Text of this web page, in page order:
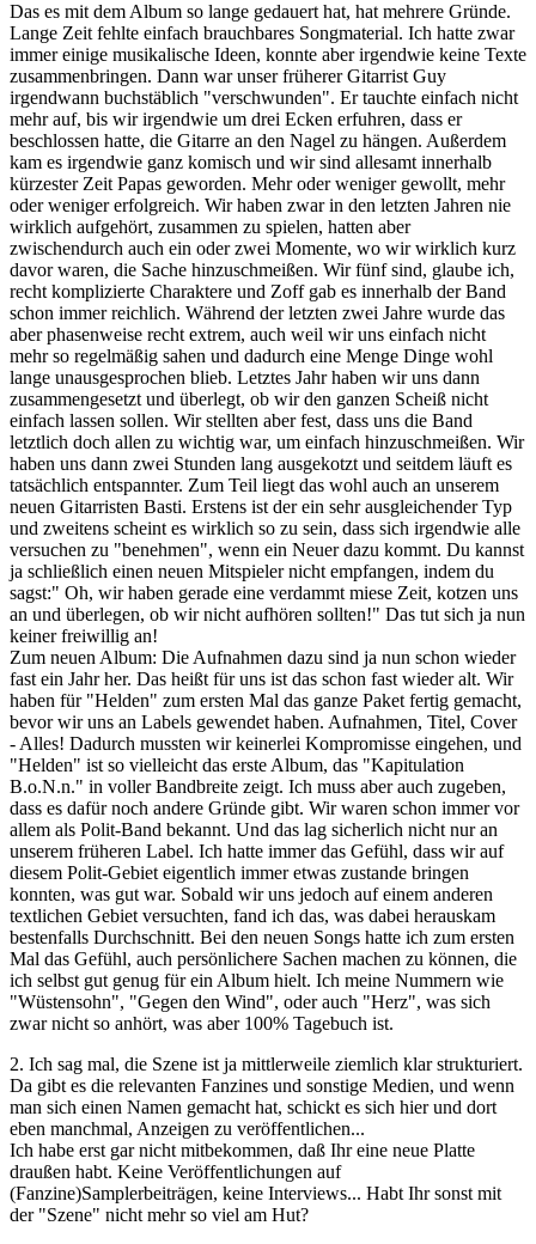
Das es mit dem Album so lange gedauert hat, hat mehrere Gründe.
Lange Zeit fehlte einfach brauchbares Songmaterial. Ich hatte zwar
immer einige musikalische Ideen, konnte aber irgendwie keine Texte
zusammenbringen. Dann war unser früherer Gitarrist Guy
irgendwann buchstäblich "verschwunden". Er tauchte einfach nicht
mehr auf, bis wir irgendwie um drei Ecken erfuhren, dass er
beschlossen hatte, die Gitarre an den Nagel zu hängen. Außerdem
kam es irgendwie ganz komisch und wir sind allesamt innerhalb
kürzester Zeit Papas geworden. Mehr oder weniger gewollt, mehr
oder weniger erfolgreich. Wir haben zwar in den letzten Jahren nie
wirklich aufgehört, zusammen zu spielen, hatten aber
zwischendurch auch ein oder zwei Momente, wo wir wirklich kurz
davor waren, die Sache hinzuschmeißen. Wir fünf sind, glaube ich,
recht komplizierte Charaktere und Zoff gab es innerhalb der Band
schon immer reichlich. Während der letzten zwei Jahre wurde das
aber phasenweise recht extrem, auch weil wir uns einfach nicht
mehr so regelmäßig sahen und dadurch eine Menge Dinge wohl
lange unausgesprochen blieb. Letztes Jahr haben wir uns dann
zusammengesetzt und überlegt, ob wir den ganzen Scheiß nicht
einfach lassen sollen. Wir stellten aber fest, dass uns die Band
letztlich doch allen zu wichtig war, um einfach hinzuschmeißen. Wir
haben uns dann zwei Stunden lang ausgekotzt und seitdem läuft es
tatsächlich entspannter. Zum Teil liegt das wohl auch an unserem
neuen Gitarristen Basti. Erstens ist der ein sehr ausgleichender Typ
und zweitens scheint es wirklich so zu sein, dass sich irgendwie alle
versuchen zu "benehmen", wenn ein Neuer dazu kommt. Du kannst
ja schließlich einen neuen Mitspieler nicht empfangen, indem du
sagst:" Oh, wir haben gerade eine verdammt miese Zeit, kotzen uns
an und überlegen, ob wir nicht aufhören sollten!" Das tut sich ja nun
keiner freiwillig an!
Zum neuen Album: Die Aufnahmen dazu sind ja nun schon wieder
fast ein Jahr her. Das heißt für uns ist das schon fast wieder alt. Wir
haben für "Helden" zum ersten Mal das ganze Paket fertig gemacht,
bevor wir uns an Labels gewendet haben. Aufnahmen, Titel, Cover
- Alles! Dadurch mussten wir keinerlei Kompromisse eingehen, und
"Helden" ist so vielleicht das erste Album, das "Kapitulation
B.o.N.n." in voller Bandbreite zeigt. Ich muss aber auch zugeben,
dass es dafür noch andere Gründe gibt. Wir waren schon immer vor
allem als Polit-Band bekannt. Und das lag sicherlich nicht nur an
unserem früheren Label. Ich hatte immer das Gefühl, dass wir auf
diesem Polit-Gebiet eigentlich immer etwas zustande bringen
konnten, was gut war. Sobald wir uns jedoch auf einem anderen
textlichen Gebiet versuchten, fand ich das, was dabei herauskam
bestenfalls Durchschnitt. Bei den neuen Songs hatte ich zum ersten
Mal das Gefühl, auch persönlichere Sachen machen zu können, die
ich selbst gut genug für ein Album hielt. Ich meine Nummern wie
"Wüstensohn", "Gegen den Wind", oder auch "Herz", was sich
zwar nicht so anhört, was aber 100% Tagebuch ist.
2. Ich sag mal, die Szene ist ja mittlerweile ziemlich klar strukturiert.
Da gibt es die relevanten Fanzines und sonstige Medien, und wenn
man sich einen Namen gemacht hat, schickt es sich hier und dort
eben manchmal, Anzeigen zu veröffentlichen...
Ich habe erst gar nicht mitbekommen, daß Ihr eine neue Platte
draußen habt. Keine Veröffentlichungen auf
(Fanzine)Samplerbeiträgen, keine Interviews... Habt Ihr sonst mit
der "Szene" nicht mehr so viel am Hut?